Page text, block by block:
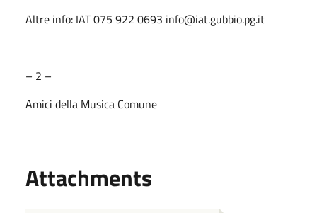
Altre info: IAT 075 922 0693 info@iat.gubbio.pg.it
– 2 –
Amici della Musica Comune
Attachments